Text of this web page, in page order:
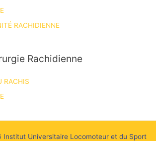
RACHIDIENNE
Rachidienne
RACHIS
Universitaire Locomoteur et du Sport